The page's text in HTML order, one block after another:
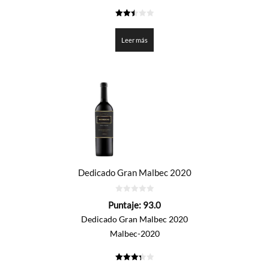
Leer más
Dedicado Gran Malbec 2020
de
Puntaje: 93.0
Dedicado Gran Malbec 2020
Malbec-2020